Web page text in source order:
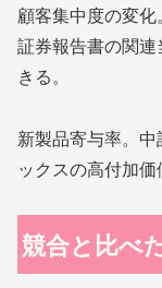
顧客集中度の変
証券報告書の関
きる。
新製品寄与率。
ックスの高付加価
競合と比べ